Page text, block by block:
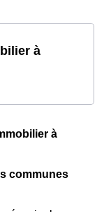
à
à
communes